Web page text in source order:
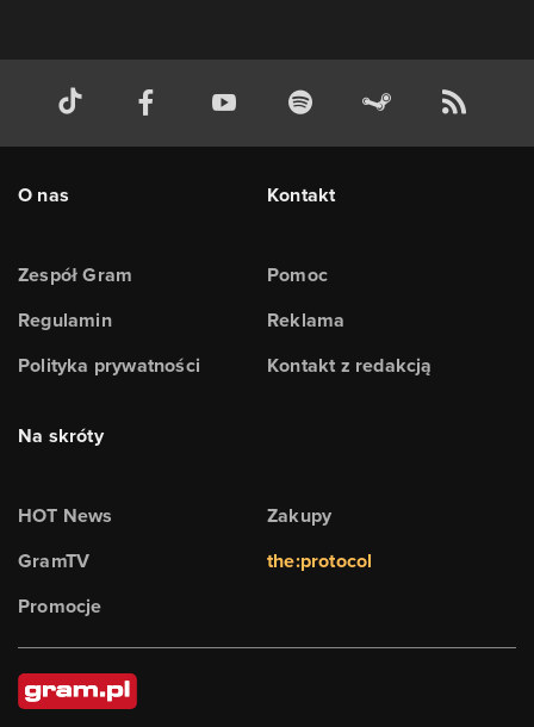
O nas
Zespół Gram
Regulamin
Polityka prywatności
Kontakt
Pomoc
Reklama
Kontakt z redakcją
Na skróty
HOT News
GramTV
Promocje
Zakupy
the:protocol